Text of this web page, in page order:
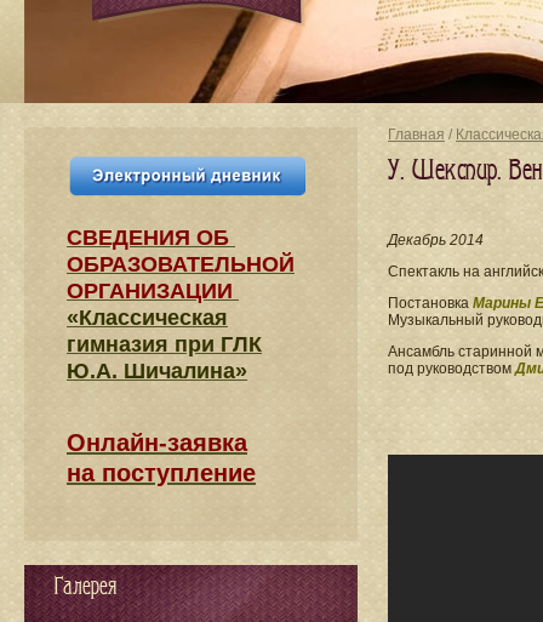
Главная /
У. Шекспир.
Декабрь 2014
Спектакль на
Постановка Марины
Музыкальный
Ансамбль старинной
под руководством
СВЕДЕНИЯ​ ОБ
ОБРАЗОВАТЕЛЬНОЙ
ОРГАНИЗАЦИИ
«Классическая
гимназия при ГЛК
Ю.А. Шичалина»
Онлайн-заявка
на поступление
Галерея